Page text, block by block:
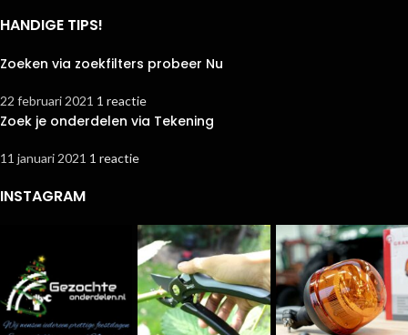
HANDIGE TIPS!
Zoeken via zoekfilters probeer Nu
22 februari 2021 1 reactie
Zoek je onderdelen via Tekening
11 januari 2021 1 reactie
INSTAGRAM